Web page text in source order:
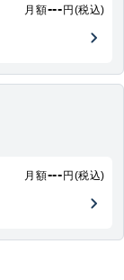
月額--- 円(税込)
月額--- 円(税込)